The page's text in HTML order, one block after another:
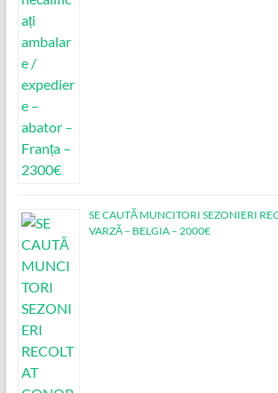
SE CAUTĂ MUNCITORI SEZONIERI
VARZĂ – BELGIA – 2000€